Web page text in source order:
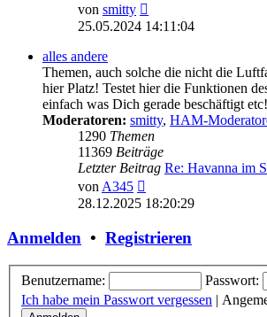
von smitty
Beitrag
25.05.2024 14:11:04
alles andere
Themen, auch solche die nicht die
hier Platz! Testet hier die Funktionen
einfach was Dich gerade beschäftigt etc!
Moderatoren: smitty, HAM-
1290 Themen
11369 Beiträge
Letzter Beitrag Re: Havanna im
vonA345
Beitrag
28.12.2025 18:20:29
Anmelden • Registrieren
Benutzername:
Passwort:
Ich habe mein Passwort vergessen |